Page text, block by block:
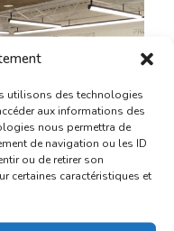
utilisons des technologies
aux informations des
nous permettra de
de navigation ou les ID
ou de retirer son
certaines caractéristiques et